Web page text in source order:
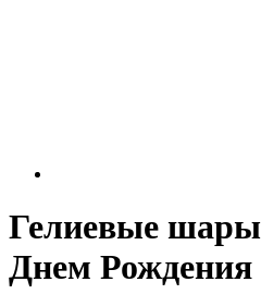
Гелиевые
Днем Рождения